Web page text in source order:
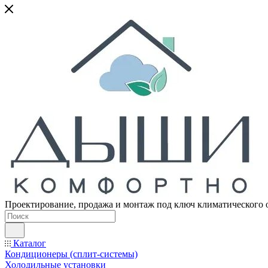
Проектирование, продажа и монтаж под ключ климатического
Каталог
Кондиционеры (сплит-системы)
Холодильные установки